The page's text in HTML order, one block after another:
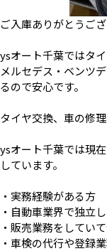
ご入庫ありがとうござ
ysオート千葉ではタ
メルセデス・ベンツ
るので安心です。
タイヤ交換、車の修
ysオート千葉では現
しています。
・実務経験がある方
・自動車業界で独立
・販売業務をしてい
・車検の代行や登録